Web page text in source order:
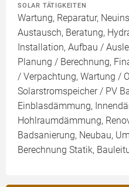
SOLAR TÄTIGKEITEN
Wartung, Reparatur,
Austausch, Beratung,
Installation, Aufbau /
Planung / Berechnung,
/ Verpachtung, Wartung /
Solarstromspeicher / PV
Einblasdämmung,
Hohlraumdämmung,
Badsanierung, Neubau,
Berechnung Statik,